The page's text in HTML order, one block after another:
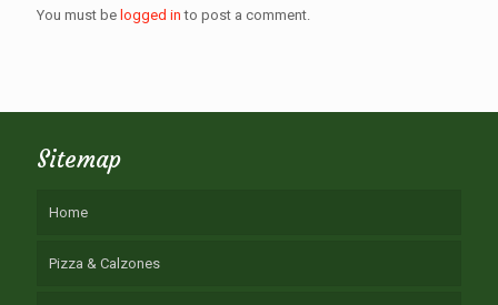
You must be logged in to post a comment.
Sitemap
Home
Pizza & Calzones